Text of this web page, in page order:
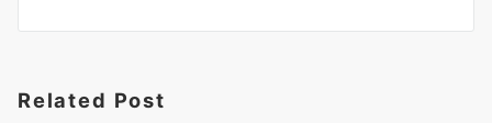
ン
Related Post